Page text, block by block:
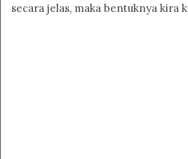
secara jelas, maka bentuknya kira